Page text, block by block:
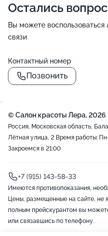
Остались
Вы можете
связи
Контактный номер
Позвонить
© Салон красоты Лера, 2026
Россия, Московская область,
Лётная улица, 2 Время работы:
Закроемся в 21:00
+7 (915) 143-58-33
Имеются противопоказания,
Цены, размещенные на сайте, не
полным прейскурантом вы
или связавшись по телефону.